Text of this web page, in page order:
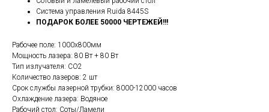
Система управления Ruida 8445S
ПОДАРОК БОЛЕЕ 50000 ЧЕРТЕЖЕЙ!!!
Рабочее поле: 1000х800мм
Мощность лазера: 80 Вт + 80 Вт
Тип излучателя: СО2
Количество лазеров: 2 шт
Срок службы лазерной трубки: 8000-12000 часов
Охлаждение лазера: Водяное
Рабочий стол: Соты/Ламели